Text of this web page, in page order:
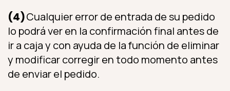
(4)Cualquier error de entrada de su pedido
lo podrá ver en la confirmación final antes de
ir a caja y con ayuda de la función de eliminar
y modificar corregir en todo momento antes
de enviar el pedido.